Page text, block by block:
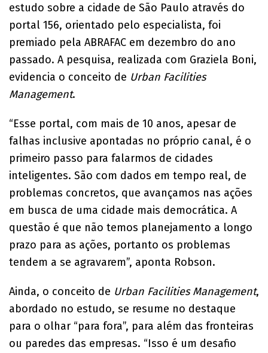
estudo sobre a cidade de São Paulo através do
portal 156, orientado pelo especialista, foi
premiado pela ABRAFAC em dezembro do ano
passado. A pesquisa, realizada com Graziela Boni,
evidencia o conceito de Urban Facilities
Management.
“Esse portal, com mais de 10 anos, apesar de
falhas inclusive apontadas no próprio canal, é o
primeiro passo para falarmos de cidades
inteligentes. São com dados em tempo real, de
problemas concretos, que avançamos nas ações
em busca de uma cidade mais democrática. A
questão é que não temos planejamento a longo
prazo para as ações, portanto os problemas
tendem a se agravarem”, aponta Robson.
Ainda, o conceito de Urban Facilities Management,
abordado no estudo, se resume no destaque
para o olhar “para fora”, para além das fronteiras
ou paredes das empresas. “Isso é um desafio